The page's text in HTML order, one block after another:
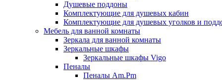
Душевые поддоны
Комплектующие для душевых кабин
Комплектующие для душевых уголков и
Мебель для ванной комнаты
Зеркала для ванной комнаты
Зеркальные шкафы
Зеркальные шкафы Vigo
Пеналы
Пеналы Am.Pm